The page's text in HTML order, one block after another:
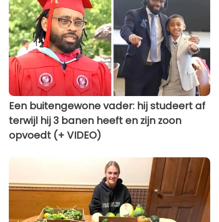
Een buitengewone vader: hij studeert af
terwijl hij 3 banen heeft en zijn zoon
opvoedt (+ VIDEO)